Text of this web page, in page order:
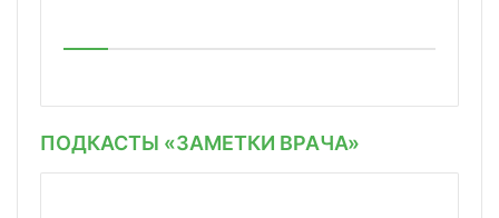
ПОДКАСТЫ «ЗАМЕТКИ ВРАЧА»